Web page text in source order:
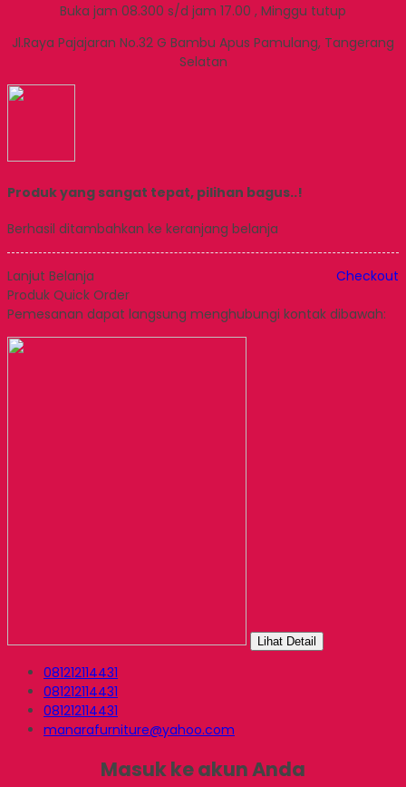
Buka jam 08.300 s/d jam 17.00 , Minggu tutup
Jl.Raya Pajajaran No.32 G Bambu Apus Pamulang, Tangerang
Selatan
Produk yang sangat tepat, pilihan bagus..!
Berhasil ditambahkan ke keranjang belanja
Lanjut Belanja
Checkout
Produk Quick Order
Pemesanan dapat langsung menghubungi kontak dibawah:
Lihat Detail
081212114431
081212114431
081212114431
manarafurniture@yahoo.com
Masuk ke akun Anda